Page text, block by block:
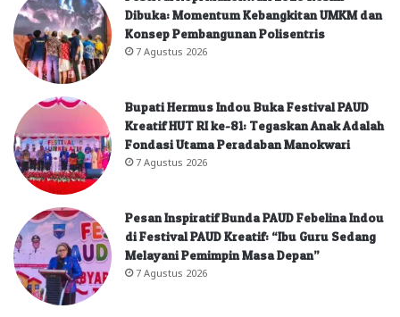
Dibuka: Momentum Kebangkitan UMKM dan
Konsep Pembangunan Polisentris
7 Agustus 2026
Bupati Hermus Indou Buka Festival PAUD
Kreatif HUT RI ke-81: Tegaskan Anak Adalah
Fondasi Utama Peradaban Manokwari
7 Agustus 2026
Pesan Inspiratif Bunda PAUD Febelina Indou
di Festival PAUD Kreatif: “Ibu Guru Sedang
Melayani Pemimpin Masa Depan”
7 Agustus 2026